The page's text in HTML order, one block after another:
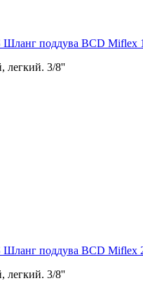
Шланг поддува BCD Miflex
легкий. 3/8''
Шланг поддува BCD Miflex
легкий. 3/8''